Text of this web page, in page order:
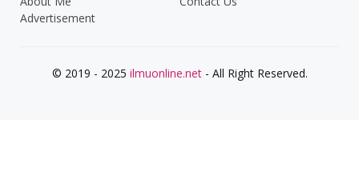
Advertisement
© 2019 - 2025 ilmuonline.net- All Right Reserved.